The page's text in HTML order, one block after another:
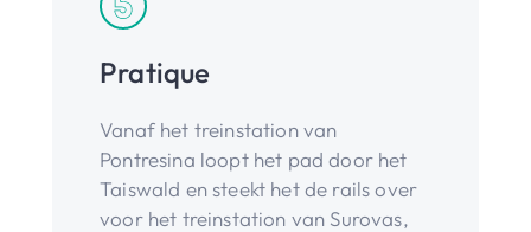
Pratique
Vanaf het treinstation van
Pontresina loopt het pad door het
Taiswald en steekt het de rails over
voor het treinstation van Surovas,